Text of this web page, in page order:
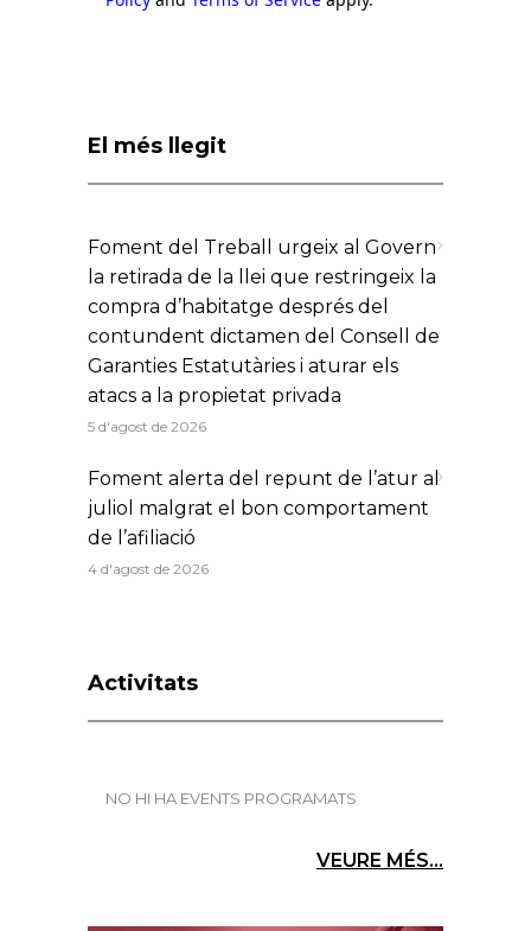
El més llegit
Foment del Treball urgeix al Govern
la retirada de la llei que restringeix la
compra d’habitatge després del
contundent dictamen del Consell de
Garanties Estatutàries i aturar els
atacs a la propietat privada
5 d'agost de 2026
Foment alerta del repunt de l’atur al
juliol malgrat el bon comportament
de l’afiliació
4 d'agost de 2026
Activitats
NO HI HA EVENTS PROGRAMATS
VEURE MÉS...